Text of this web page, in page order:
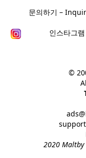
문의하기 –
인스타그램
©
2020 Maltby